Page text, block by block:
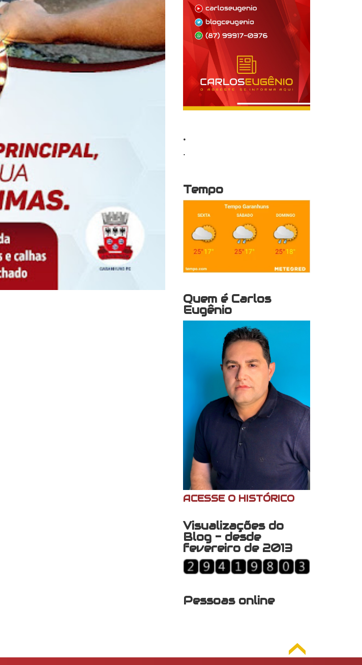
.
.
Tempo
Quem é Carlos
Eugênio
ACESSE O HISTÓRICO
Visualizações do
Blog - desde
fevereiro de 2013
Pessoas online